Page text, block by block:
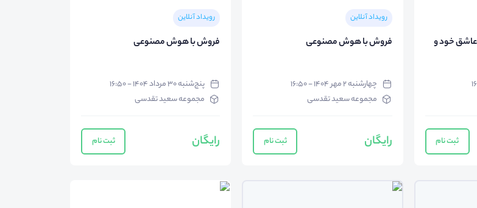
عاشق خود و
ثبت نام
رویداد آنلاین
فروش با هوش مصنوعی
چهارشنبه ۲ مهر ۱۴۰۴ - ۱۶:۵۰
مجموعه سعید تقدسی
رایگان ثبت نام
رویداد آنلاین
فروش با هوش مصنوعی
پنج‌شنبه ۳۰ مرداد ۱۴۰۴ - ۱۶:۵۰
مجموعه سعید تقدسی
رایگان ثبت نام